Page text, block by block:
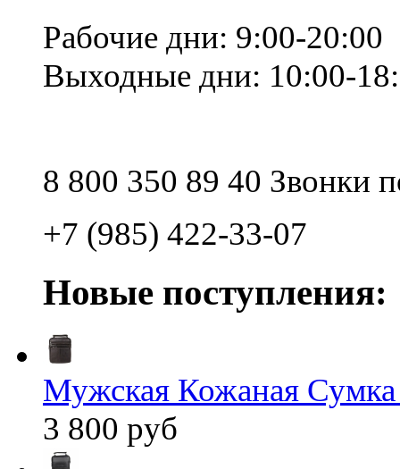
Рабочие дни: 9:00-20:00
Выходные дни: 10:00-
8 800 350 89 40 Звонки
+7 (985) 422-33-07
Новые поступления:
Мужская Кожаная
3 800 руб